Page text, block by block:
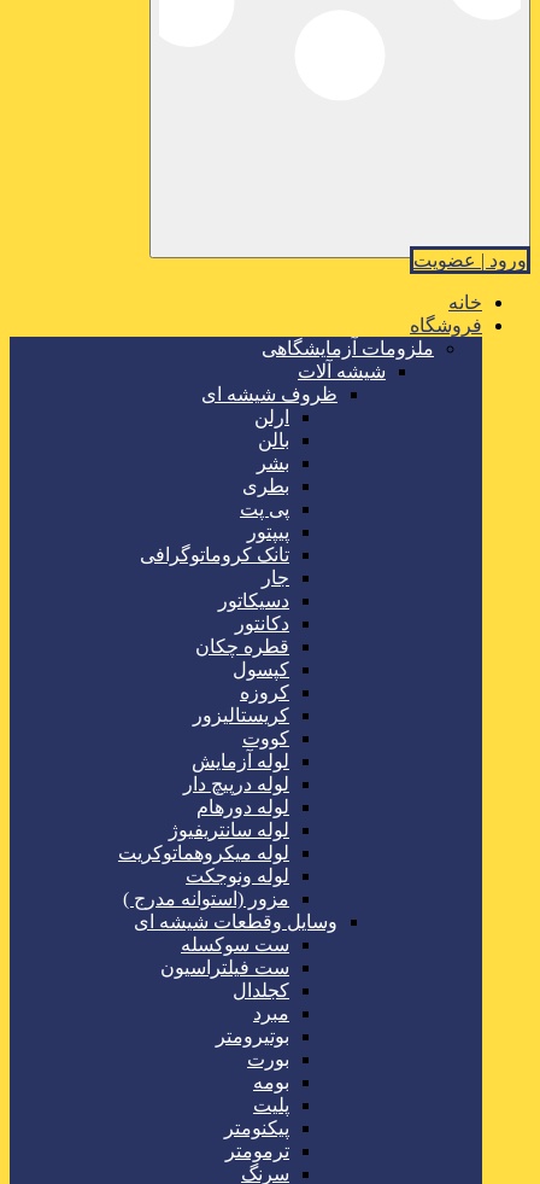
ورود | عضویت
خانه
فروشگاه
ملزومات آزمایشگاهی
شیشه آلات
ظروف شیشه ای
ارلن
بالن
بشر
بطری
پی پت
پیپتور
تانک کروماتوگرافی
جار
دسیکاتور
دکانتور
قطره چکان
کپسول
کروزه
کریستالیزور
کووت
لوله آزمایش
لوله درپیچ دار
لوله دورهام
لوله سانتریفیوژ
لوله میکروهماتوکریت
لوله ونوجکت
مزور (استوانه مدرج )
وسایل وقطعات شیشه ای
ست سوکسله
ست فیلتراسیون
کجلدال
مبرد
بوتیرومتر
بورت
بومه
پلیت
پیکنومتر
ترمومتر
سرنگ